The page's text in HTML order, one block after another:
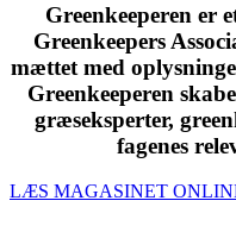
Greenkeeperen er
Greenkeepers
mættet med
Greenkeeperen
græseksperter,
fagenes
LÆS MAGASINET